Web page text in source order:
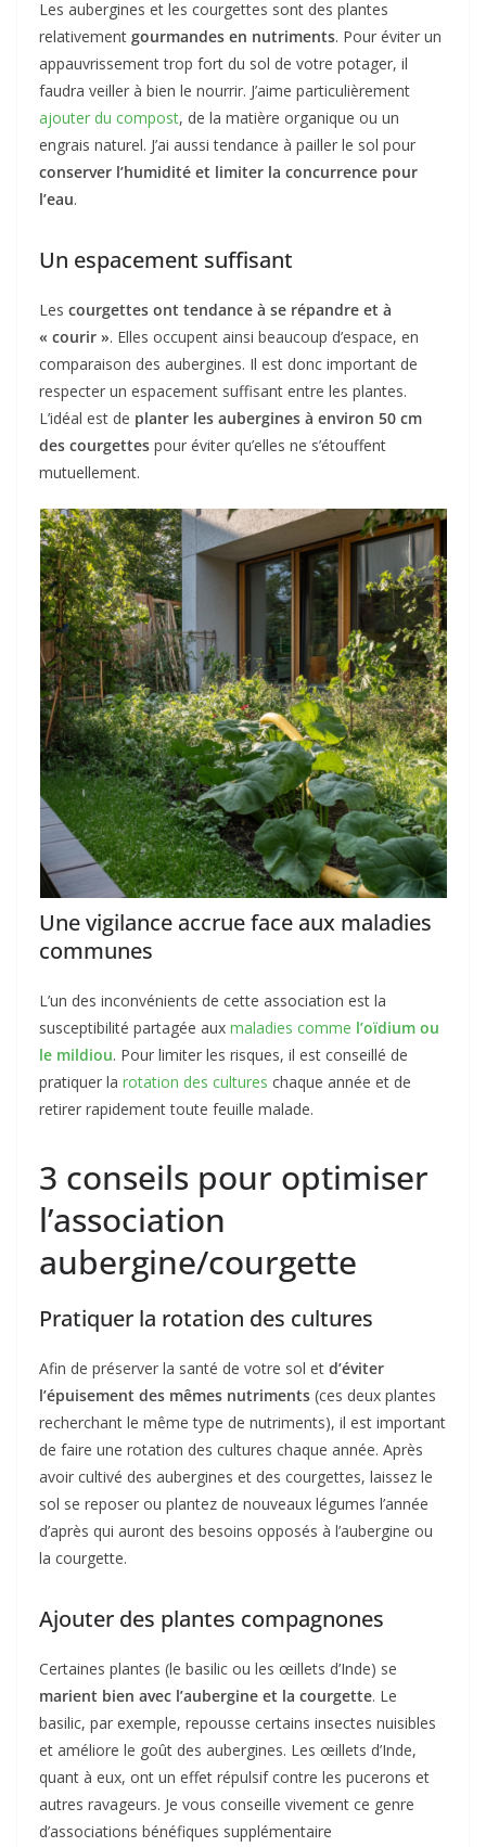
Les aubergines et les courgettes sont des plantes
relativement gourmandes en nutriments. Pour éviter un
appauvrissement trop fort du sol de votre potager, il
faudra veiller à bien le nourrir. J’aime particulièrement
ajouter du compost, de la matière organique ou un
engrais naturel. J’ai aussi tendance à pailler le sol pour
conserver l’humidité et limiter la concurrence pour
l’eau.
Un espacement suffisant
Les courgettes ont tendance à se répandre et à
« courir ». Elles occupent ainsi beaucoup d’espace, en
comparaison des aubergines. Il est donc important de
respecter un espacement suffisant entre les plantes.
L’idéal est de planter les aubergines à environ 50 cm
des courgettes pour éviter qu’elles ne s’étouffent
mutuellement.
Une vigilance accrue face aux maladies
communes
L’un des inconvénients de cette association est la
susceptibilité partagée aux maladies comme l’oïdium ou
le mildiou. Pour limiter les risques, il est conseillé de
pratiquer la rotation des cultures chaque année et de
retirer rapidement toute feuille malade.
3 conseils pour optimiser
l’association
aubergine/courgette
Pratiquer la rotation des cultures
Afin de préserver la santé de votre sol et d’éviter
l’épuisement des mêmes nutriments (ces deux plantes
recherchant le même type de nutriments), il est important
de faire une rotation des cultures chaque année. Après
avoir cultivé des aubergines et des courgettes, laissez le
sol se reposer ou plantez de nouveaux légumes l’année
d’après qui auront des besoins opposés à l’aubergine ou
la courgette.
Ajouter des plantes compagnones
Certaines plantes (le basilic ou les œillets d’Inde) se
marient bien avec l’aubergine et la courgette. Le
basilic, par exemple, repousse certains insectes nuisibles
et améliore le goût des aubergines. Les œillets d’Inde,
quant à eux, ont un effet répulsif contre les pucerons et
autres ravageurs. Je vous conseille vivement ce genre
d’associations bénéfiques supplémentaire